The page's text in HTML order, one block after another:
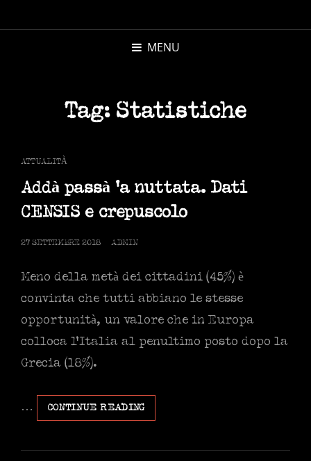
MENU
Tag: Statistiche
CAT
LINKS
ATTUALITÀ
Addà passà ‘a nuttata. Dati
CENSIS e crepuscolo
POSTED
27 SETTEMBRE 2018 ADMIN
Meno della metà dei cittadini (45%) è
convinta che tutti abbiano le stesse
opportunità, un valore che in Europa
colloca l’Italia al penultimo posto dopo la
Grecia (18%).
… CONTINUE READINGADDÀ
PASSÀ
NUTTATA.